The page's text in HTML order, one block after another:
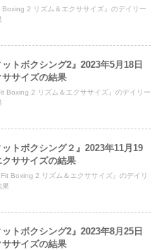
2 リズム＆エクササイズ』のデイリー
ットボクシング2』2023年5月18日
サイズの結果
Boxing 2 リズム＆エクササイズ』のデイリー
ットボクシング２』2023年11月19
ササイズの結果
Boxing 2 リズム＆エクササイズ』のデイリ
果
ットボクシング2』2023年8月25日
サイズの結果